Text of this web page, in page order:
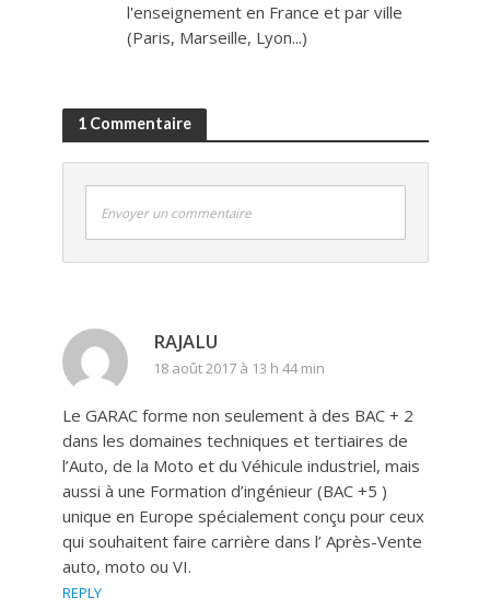
l'enseignement en France et par ville
(Paris, Marseille, Lyon...)
1 Commentaire
Envoyer un commentaire
RAJALU
18 août 2017 à 13 h 44 min
Le GARAC forme non seulement à des BAC + 2
dans les domaines techniques et tertiaires de
l’Auto, de la Moto et du Véhicule industriel, mais
aussi à une Formation d’ingénieur (BAC +5 )
unique en Europe spécialement conçu pour ceux
qui souhaitent faire carrière dans l’ Après-Vente
auto, moto ou VI.
REPLY